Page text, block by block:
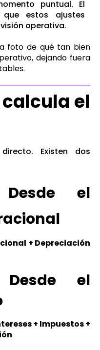
puntual. El
que estos ajustes
operativa.
foto de qué tan bien
dejando fuera
calcula el
Existen dos
el
+ Depreciación
el
+ Impuestos +